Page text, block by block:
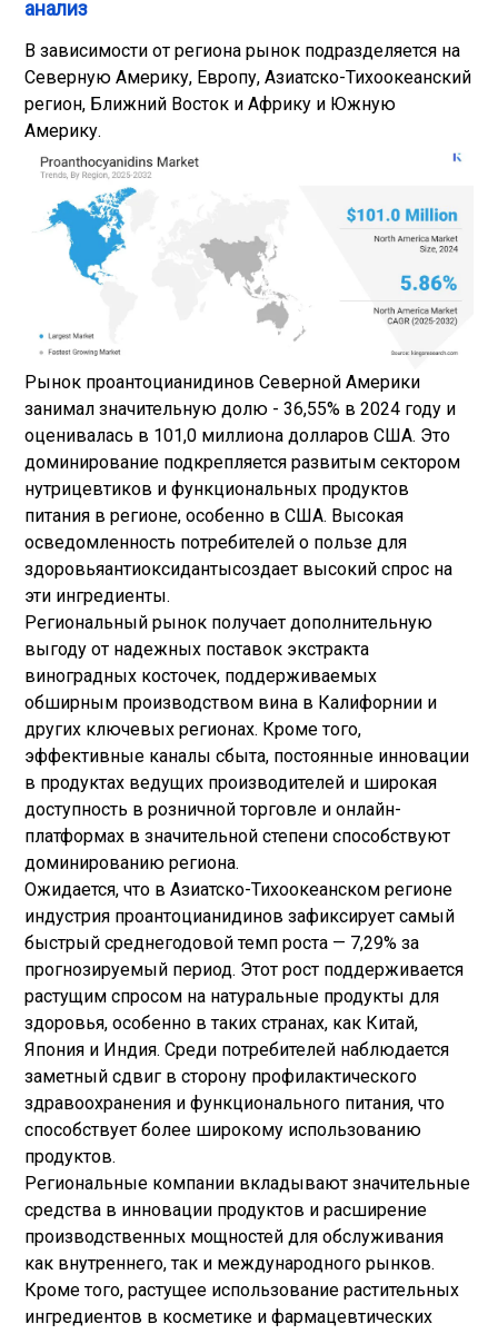
анализ
В зависимости от региона рынок подразделяется на
Северную Америку, Европу, Азиатско-Тихоокеанский
регион, Ближний Восток и Африку и Южную
Америку.
Рынок проантоцианидинов Северной Америки
занимал значительную долю - 36,55% в 2024 году и
оценивалась в 101,0 миллиона долларов США. Это
доминирование подкрепляется развитым сектором
нутрицевтиков и функциональных продуктов
питания в регионе, особенно в США. Высокая
осведомленность потребителей о пользе для
здоровьяантиоксидантысоздает высокий спрос на
эти ингредиенты.
Региональный рынок получает дополнительную
выгоду от надежных поставок экстракта
виноградных косточек, поддерживаемых
обширным производством вина в Калифорнии и
других ключевых регионах. Кроме того,
эффективные каналы сбыта, постоянные инновации
в продуктах ведущих производителей и широкая
доступность в розничной торговле и онлайн-
платформах в значительной степени способствуют
доминированию региона.
Ожидается, что в Азиатско-Тихоокеанском регионе
индустрия проантоцианидинов зафиксирует самый
быстрый среднегодовой темп роста — 7,29% за
прогнозируемый период. Этот рост поддерживается
растущим спросом на натуральные продукты для
здоровья, особенно в таких странах, как Китай,
Япония и Индия. Среди потребителей наблюдается
заметный сдвиг в сторону профилактического
здравоохранения и функционального питания, что
способствует более широкому использованию
продуктов.
Региональные компании вкладывают значительные
средства в инновации продуктов и расширение
производственных мощностей для обслуживания
как внутреннего, так и международного рынков.
Кроме того, растущее использование растительных
ингредиентов в косметике и фармацевтических